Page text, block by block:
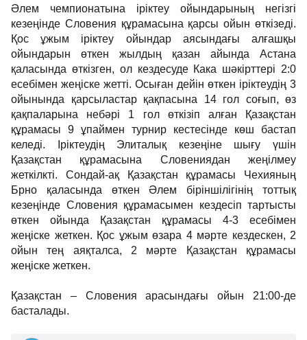
Әлем чемпионатына іріктеу ойындарының негізгі
кезеңінде Словения құрамасына қарсы ойын өткізеді.
Қос ұжым іріктеу ойындар аясындағы алғашқы
ойындарын өткен жылдың қазан айында Астана
қаласында өткізген, ол кездесуде Кака шәкірттері 2:0
есебімен жеңіске жетті. Осыған дейін өткен іріктеудің 3
ойынында қарсыластар қақпасына 14 гол соғып, өз
қақпаларына небәрі 1 гол өткізіп алған Қазақстан
құрамасы 9 ұпаймен турнир кестесінде көш бастап
келеді. Іріктеудің Элиталық кезеңіне шығу үшін
Қазақстан құрамасына Словениядан жеңілмеу
жеткілкті. Сондай-ақ Қазақстан құрамасы Чехияның
Брно қаласында өткен Әлем біріншілігінің тоттық
кезеңінде Словения құрамасымен кездесіп тартысты
өткен ойында Қазақстан құрамасы 4-3 есебімен
жеңіске жеткен. Қос ұжым өзара 4 мәрте кездескен, 2
ойын тең аяқталса, 2 мәрте Қазақстан құрамасы
жеңіске жеткен.
Қазақстан – Словения арасындағы ойын 21:00-де
басталады.